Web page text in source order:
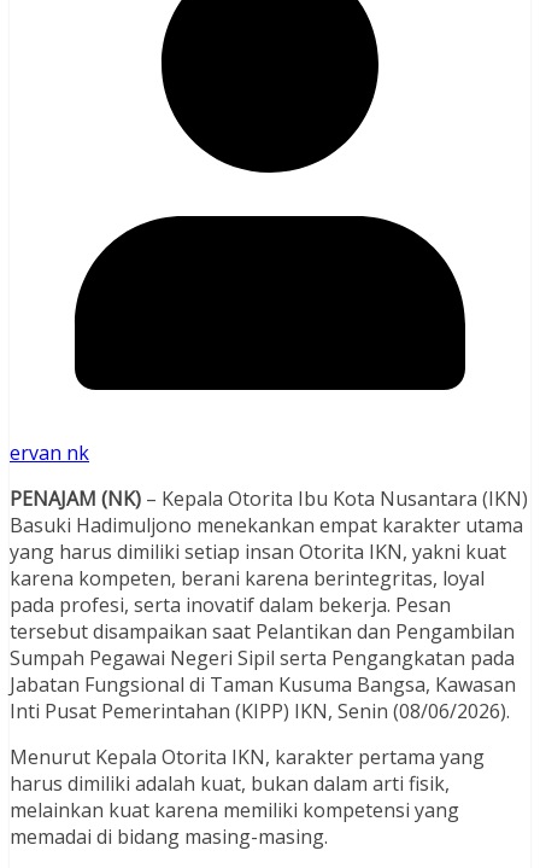
ervan nk
PENAJAM (NK) – Kepala Otorita Ibu Kota Nusantara (IKN)
Basuki Hadimuljono menekankan empat karakter utama
yang harus dimiliki setiap insan Otorita IKN, yakni kuat
karena kompeten, berani karena berintegritas, loyal
pada profesi, serta inovatif dalam bekerja. Pesan
tersebut disampaikan saat Pelantikan dan Pengambilan
Sumpah Pegawai Negeri Sipil serta Pengangkatan pada
Jabatan Fungsional di Taman Kusuma Bangsa, Kawasan
Inti Pusat Pemerintahan (KIPP) IKN, Senin (08/06/2026).
Menurut Kepala Otorita IKN, karakter pertama yang
harus dimiliki adalah kuat, bukan dalam arti fisik,
melainkan kuat karena memiliki kompetensi yang
memadai di bidang masing-masing.